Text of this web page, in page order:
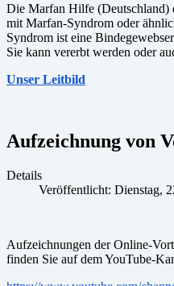
Die Marfan Hilfe (Deutschland)
mit Marfan-Syndrom oder
Syndrom ist eine
Sie kann vererbt werden oder
Unser Leitbild
Aufzeichnung von
Details
Veröffentlicht: Dienstag,
Aufzeichnungen der Online-
finden Sie auf dem YouTube-